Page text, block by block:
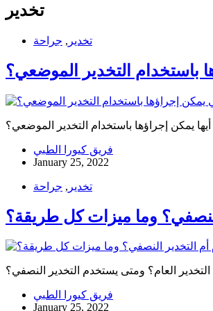
تخدير
تخدير , جراحة
باستخدام التخدير الموضعي؟
أيها يمكن إجراؤها باستخدام التخدير الموضعي؟
فريق كيورا الطبي
January 25, 2022
تخدير , جراحة
النصفي؟ وما ميزات كل طريقة؟
العام؟ ومتى يستخدم التخدير النصفي؟
فريق كيورا الطبي
January 25, 2022